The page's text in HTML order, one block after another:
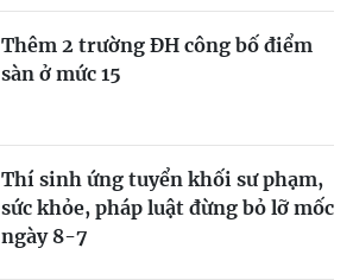
Thêm 2 trường ĐH công bố điểm
sàn ở mức 15
Thí sinh ứng tuyển khối sư phạm,
sức khỏe, pháp luật đừng bỏ lỡ mốc
ngày 8-7